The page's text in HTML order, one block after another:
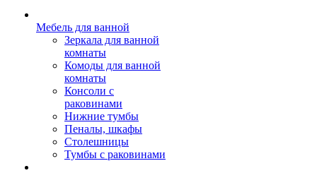
Мебель для ванной
Зеркала для ванной
комнаты
Комоды для ванной
комнаты
Консоли с
раковинами
Нижние тумбы
Пеналы, шкафы
Столешницы
Тумбы с раковинами